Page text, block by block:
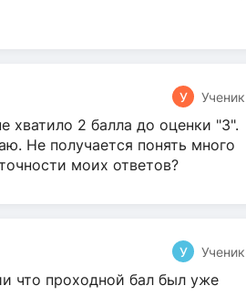
У Ученик
хватило 2 балла до оценки "3".
Не получается понять много
моих ответов?
У Ученик
что проходной бал был уже